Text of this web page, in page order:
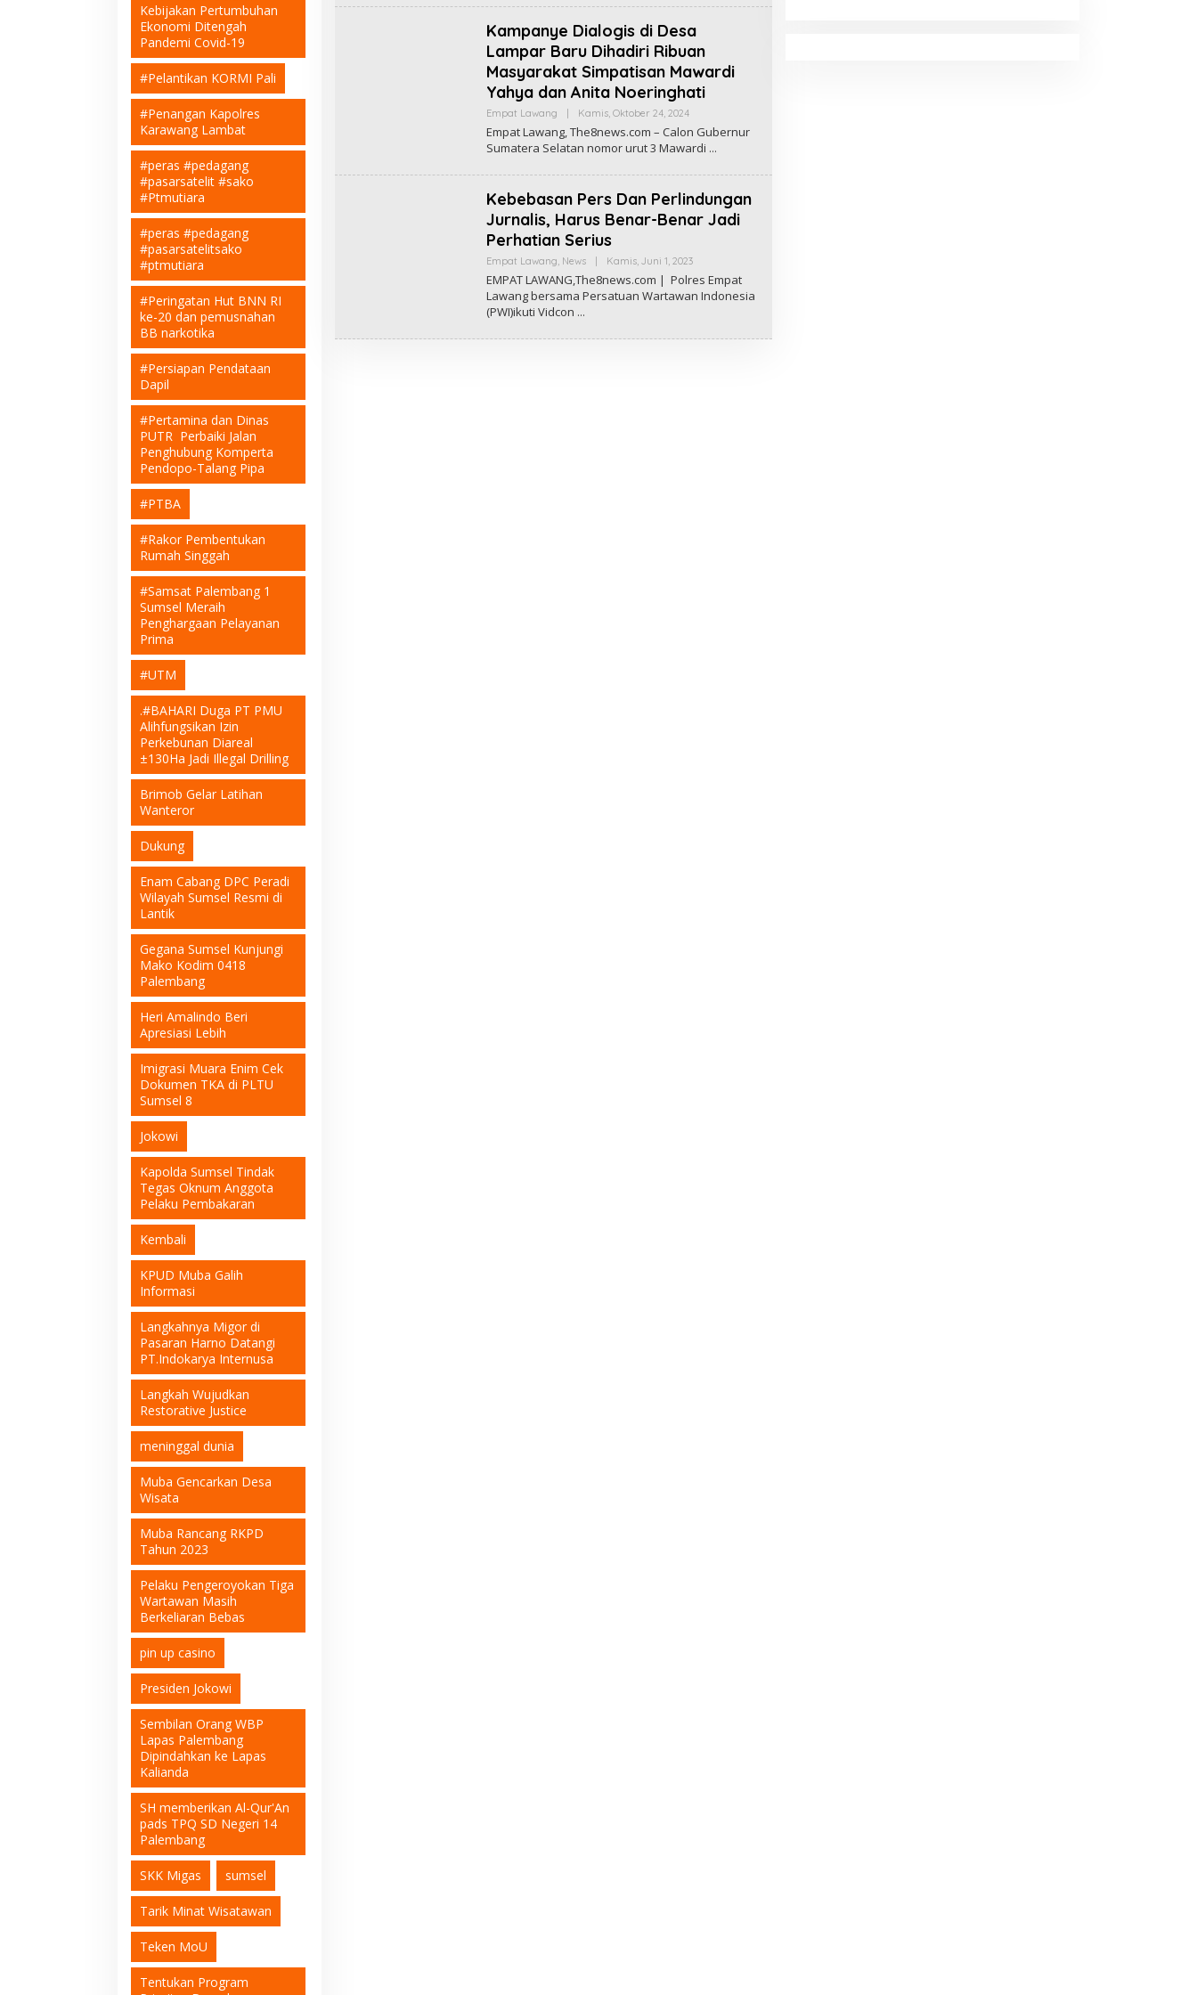
Kebijakan Pertumbuhan
Ekonomi Ditengah
Pandemi Covid-19
#Pelantikan KORMI Pali
#Penangan Kapolres
Karawang Lambat
#peras #pedagang
#pasarsatelit #sako
#Ptmutiara
#peras #pedagang
#pasarsatelitsako
#ptmutiara
#Peringatan Hut BNN RI
ke-20 dan pemusnahan
BB narkotika
#Persiapan Pendataan
Dapil
#Pertamina dan Dinas
PUTR Perbaiki Jalan
Penghubung Komperta
Pendopo-Talang Pipa
#PTBA
#Rakor Pembentukan
Rumah Singgah
#Samsat Palembang 1
Sumsel Meraih
Penghargaan Pelayanan
Prima
#UTM
.#BAHARI Duga PT PMU
Alihfungsikan Izin
Perkebunan Diareal
±130Ha Jadi Illegal Drilling
Brimob Gelar Latihan
Wanteror
Dukung
Enam Cabang DPC Peradi
Wilayah Sumsel Resmi di
Lantik
Gegana Sumsel Kunjungi
Mako Kodim 0418
Palembang
Heri Amalindo Beri
Apresiasi Lebih
Imigrasi Muara Enim Cek
Dokumen TKA di PLTU
Sumsel 8
Jokowi
Kapolda Sumsel Tindak
Tegas Oknum Anggota
Pelaku Pembakaran
Kembali
KPUD Muba Galih
Informasi
Langkahnya Migor di
Pasaran Harno Datangi
PT.Indokarya Internusa
Langkah Wujudkan
Restorative Justice
meninggal dunia
Muba Gencarkan Desa
Wisata
Muba Rancang RKPD
Tahun 2023
Pelaku Pengeroyokan Tiga
Wartawan Masih
Berkeliaran Bebas
pin up casino
Presiden Jokowi
Sembilan Orang WBP
Lapas Palembang
Dipindahkan ke Lapas
Kalianda
SH memberikan Al-Qur'An
pads TPQ SD Negeri 14
Palembang
SKK Migas sumsel
Tarik Minat Wisatawan
Teken MoU
Tentukan Program
S
E
S
I
H
N
E
Kampanye Dialogis di Desa
Lampar Baru Dihadiri Ribuan
Masyarakat Simpatisan Mawardi
Yahya dan Anita Noeringhati
Empat Lawang Kamis, Oktober 24, 2024O
E
H
R
W
N
Empat Lawang, The8news.com – Calon Gubernur
Sumatera Selatan nomor urut 3 Mawardi
Kebebasan Pers Dan Perlindungan
Jurnalis, Harus Benar-Benar Jadi
Perhatian Serius
Empat Lawang, News Kamis, Juni 1, 2023O
E
H
D
EMPAT LAWANG,The8news.com | Polres Empat
Lawang bersama Persatuan Wartawan Indonesia
(PWI)ikuti Vidcon